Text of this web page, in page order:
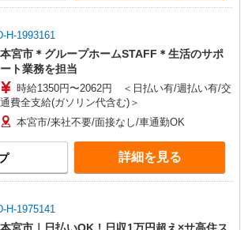
H-1993161
本宮市＊グループホームSTAFF＊生活のサポ
ート業務を担当
時給1350円〜2062円 ＜日払い有/週払い有/交
通費全支給(ガソリン代含む)＞
本宮市/来社不要/面接なし/車通勤OK
詳細を見る
H-1975141